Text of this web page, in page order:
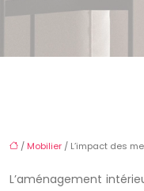
/ Mobilier / L’impact des
L’aménagement